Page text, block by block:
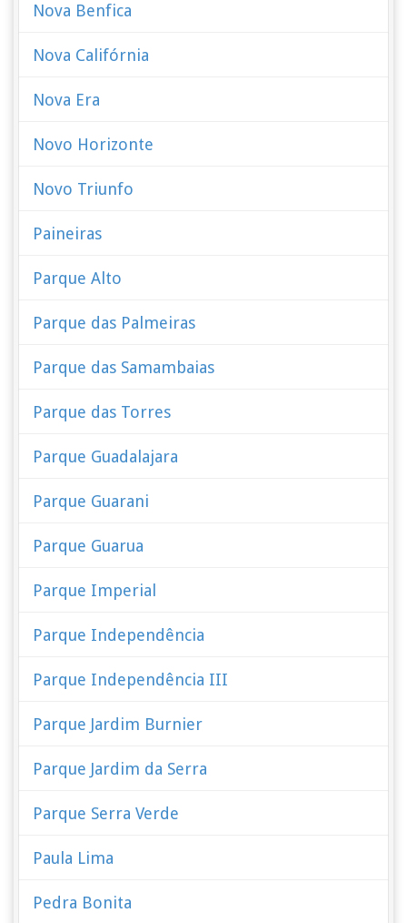
Nova Benfica
Nova Califórnia
Nova Era
Novo Horizonte
Novo Triunfo
Paineiras
Parque Alto
Parque das Palmeiras
Parque das Samambaias
Parque das Torres
Parque Guadalajara
Parque Guarani
Parque Guarua
Parque Imperial
Parque Independência
Parque Independência III
Parque Jardim Burnier
Parque Jardim da Serra
Parque Serra Verde
Paula Lima
Pedra Bonita